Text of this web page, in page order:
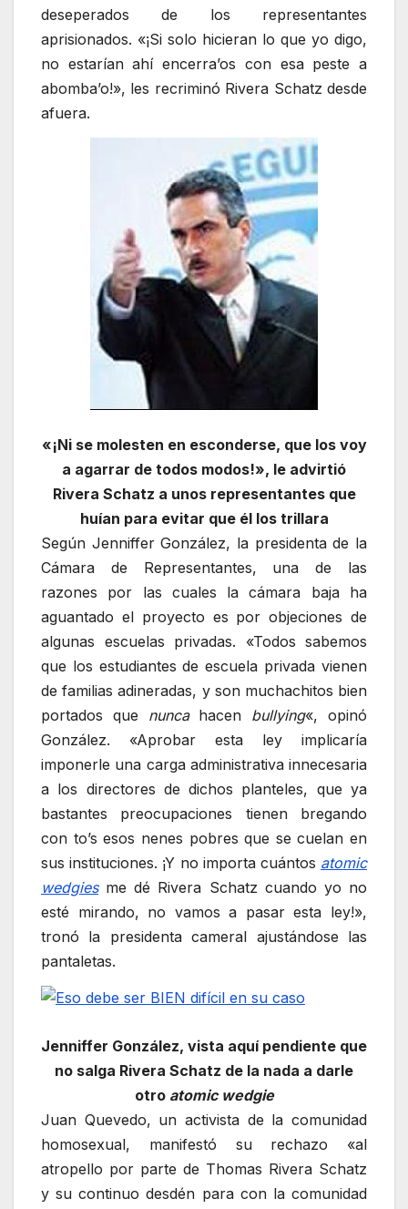
deseperados de los representantes
aprisionados. «¡Si solo hicieran lo que yo digo,
no estarían ahí encerra’os con esa peste a
abomba’o!», les recriminó Rivera Schatz desde
afuera.
«¡Ni se molesten en esconderse, que los voy
a agarrar de todos modos!», le advirtió
Rivera Schatz a unos representantes que
huían para evitar que él los trillara
Según Jenniffer González, la presidenta de la
Cámara de Representantes, una de las
razones por las cuales la cámara baja ha
aguantado el proyecto es por objeciones de
algunas escuelas privadas. «Todos sabemos
que los estudiantes de escuela privada vienen
de familias adineradas, y son muchachitos bien
portados que nuncahacen bullying«, opinó
González. «Aprobar esta ley implicaría
imponerle una carga administrativa innecesaria
a los directores de dichos planteles, que ya
bastantes preocupaciones tienen bregando
con to’s esos nenes pobres que se cuelan en
sus instituciones. ¡Y no importa cuántos atomic
wedgiesme dé Rivera Schatz cuando yo no
esté mirando, no vamos a pasar esta ley!»,
tronó la presidenta cameral ajustándose las
pantaletas.
Jenniffer González, vista aquí pendiente que
no salga Rivera Schatz de la nada a darle
otro atomic wedgie
Juan Quevedo, un activista de la comunidad
homosexual, manifestó su rechazo «al
atropello por parte de Thomas Rivera Schatz
y su continuo desdén para con la comunidad